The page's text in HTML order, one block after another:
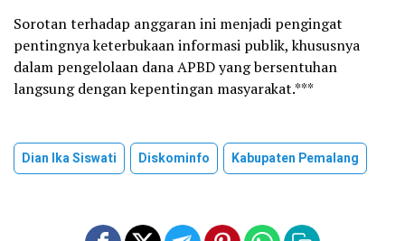
Sorotan terhadap anggaran ini menjadi pengingat
pentingnya keterbukaan informasi publik, khususnya
dalam pengelolaan dana APBD yang bersentuhan
langsung dengan kepentingan masyarakat.***
Dian Ika Siswati Diskominfo Kabupaten Pemalang